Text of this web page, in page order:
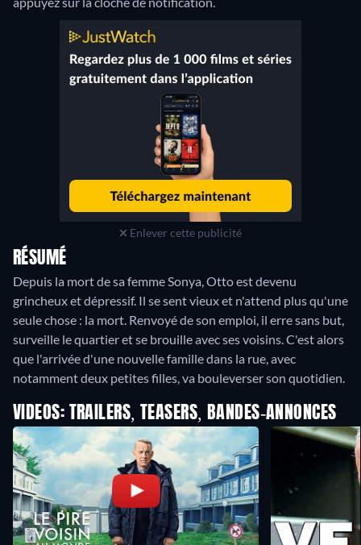
Enlever cette publicité
RÉSUMÉ
Depuis la mort de sa femme Sonya, Otto est devenu
grincheux et dépressif. Il se sent vieux et n'attend plus qu'une
seule chose : la mort. Renvoyé de son emploi, il erre sans but,
surveille le quartier et se brouille avec ses voisins. C'est alors
que l'arrivée d'une nouvelle famille dans la rue, avec
notamment deux petites filles, va bouleverser son quotidien.
VIDEOS: TRAILERS, TEASERS, BANDES-ANNONCES